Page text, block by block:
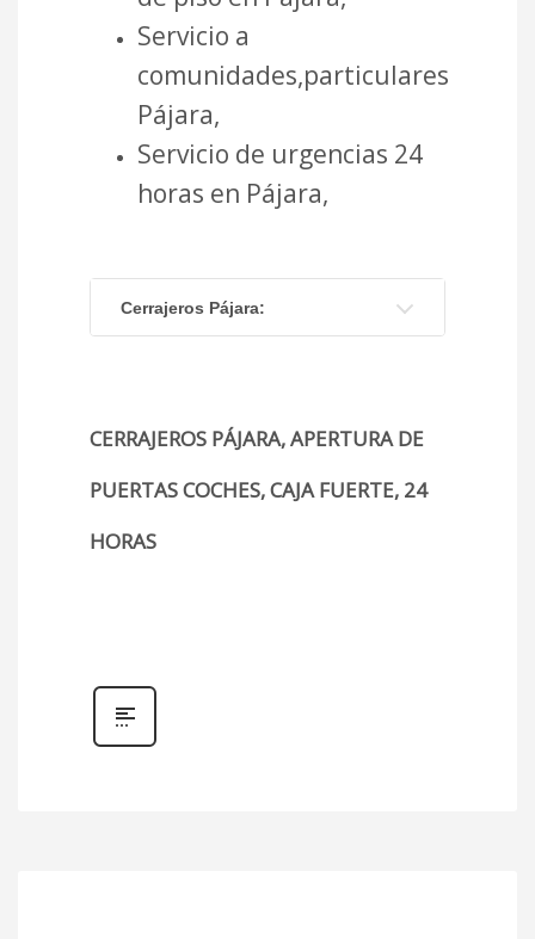
Servicio a
comunidades,particulares
Pájara,
Servicio de urgencias 24
horas en Pájara,
Cerrajeros Pájara:
CERRAJEROS PÁJARA, APERTURA DE
PUERTAS COCHES, CAJA FUERTE, 24
HORAS